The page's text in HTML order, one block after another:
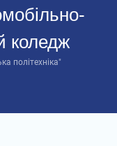
коледж
політехніка"